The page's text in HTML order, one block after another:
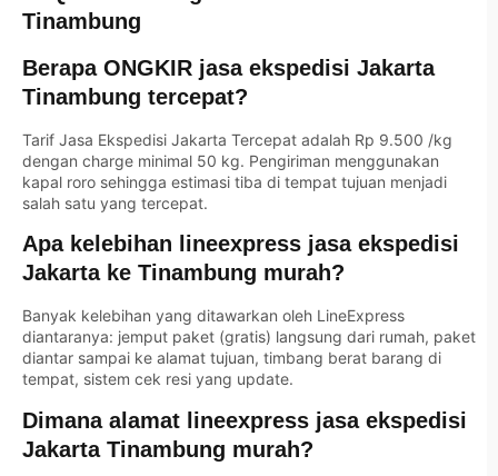
Tinambung
Berapa ONGKIR jasa ekspedisi Jakarta
Tinambung tercepat?
Tarif Jasa Ekspedisi Jakarta Tercepat adalah Rp 9.500 /kg
dengan charge minimal 50 kg. Pengiriman menggunakan
kapal roro sehingga estimasi tiba di tempat tujuan menjadi
salah satu yang tercepat.
Apa kelebihan lineexpress jasa ekspedisi
Jakarta ke Tinambung murah?
Banyak kelebihan yang ditawarkan oleh LineExpress
diantaranya: jemput paket (gratis) langsung dari rumah, paket
diantar sampai ke alamat tujuan, timbang berat barang di
tempat, sistem cek resi yang update.
Dimana alamat lineexpress jasa ekspedisi
Jakarta Tinambung murah?